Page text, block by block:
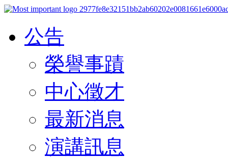
公告
榮譽事蹟
中心徵才
最新消息
演講訊息